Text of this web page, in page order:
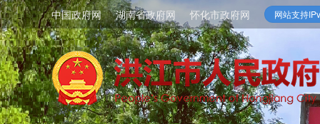
中国政府网 湖南省政府网 怀化市政府网 网站支持